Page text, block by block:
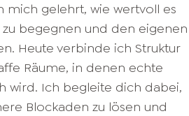
mich gelehrt, wie wertvoll es
zu begegnen und den eigenen
Heute verbinde ich Struktur
Räume, in denen echte
wird. Ich begleite dich dabei,
Blockaden zu lösen und